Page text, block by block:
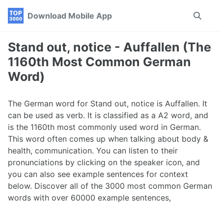
Skip
navigation
Skip
Skip
Download Mobile App
Toggle
Stand out, notice - Auffallen (The
1160th Most Common German
Word)
The German word for Stand out, notice is Auffallen. It
can be used as verb. It is classified as a A2 word, and
is the 1160th most commonly used word in German.
This word often comes up when talking about body &
health, communication. You can listen to their
pronunciations by clicking on the speaker icon, and
you can also see example sentences for context
below. Discover all of the 3000 most common German
words with over 60000 example sentences,